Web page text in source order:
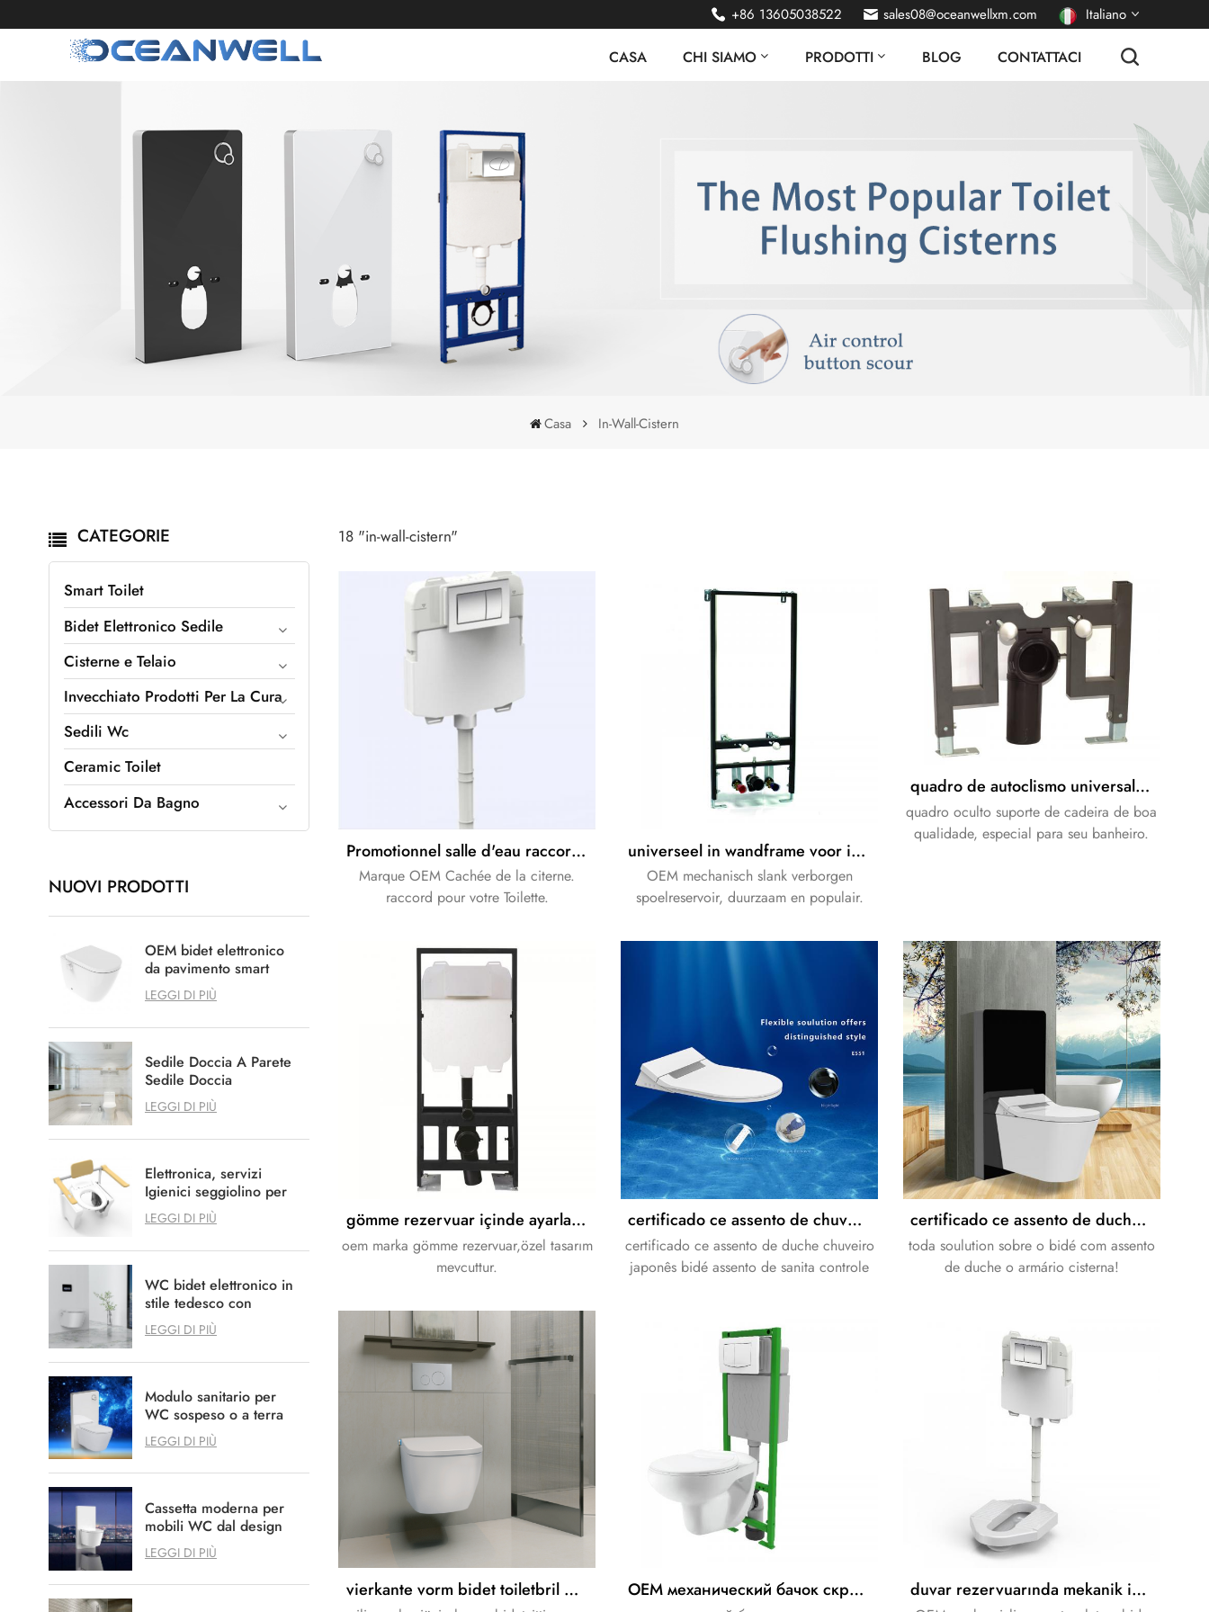
+86 13605038522 sales08@oceanwellxm.com Italiano
русский
español
CASA CHI SIAMO PRODOTTI BLOG CONTATTACI
Casa In-Wall-Cistern
CATEGORIE
Smart Toilet
Bidet Elettronico Sedile
Cisterne e Telaio
Invecchiato Prodotti Per La Cura
Sedili Wc
Ceramic Toilet
Accessori Da Bagno
NUOVI PRODOTTI
OEM bidet elettronico
da pavimento smart
shower bidet
LEGGI DI PIÙ
Sedile Doccia A Parete
Sedile Doccia
Antigraffio Spa
LEGGI DI PIÙ
Elettronica, servizi
Igienici seggiolino per
Agedcare Disabili
assistenza sanitaria
LEGGI DI PIÙ
WC bidet elettronico in
stile tedesco con
opzione sistema di
scarico a parete
LEGGI DI PIÙ
Modulo sanitario per
WC sospeso o a terra
LEGGI DI PIÙ
Cassetta moderna per
mobili WC dal design
pulito e ordinato
LEGGI DI PIÙ
18 "in-wall-cistern"
Promotionnel salle d'eau raccord de réservoir en plastique de toilette caché Citerne
Marque OEM Cachée de la citerne.
raccord pour votre Toilette.
universeel in wandframe voor inbouwreservoir
OEM mechanisch slank verborgen
spoelreservoir, duurzaam en populair.
quadro de autoclismo universal para suspensão na parede
quadro oculto suporte de cadeira de boa
qualidade, especial para seu banheiro.
gömme rezervuar içinde ayarlanabilir çift boşaltma vanası
oem marka gömme rezervuar,özel tasarım
mevcuttur.
certificado ce assento de chuveiro ducha japonesa bidê assento de sanita
certificado ce assento de duche chuveiro
japonês bidé assento de sanita controle
certificado ce assento de duche douche com cisterna de gabinete
toda soulution sobre o bidé com assento
de duche o armário cisterna!
vierkante vorm bidet toiletbril met in de muur stortbak OEM механический бачок скрытого монтажа скрытого монтажа duvar rezervuarında mekanik ince gömme rezervuar